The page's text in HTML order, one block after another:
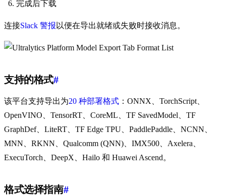
完成后下载
连接Slack 警报 以便在导出就绪或失败时接收消息。
支持的格式#
该平台支持导出为20 种部署格式 ：ONNX、TorchScript、
OpenVINO、TensorRT、CoreML、TF SavedModel、TF
GraphDef、LiteRT、TF Edge TPU、PaddlePaddle、NCNN、
MNN、RKNN、Qualcomm (QNN)、IMX500、Axelera、
ExecuTorch、DeepX、Hailo 和 Huawei Ascend。
格式选择指南#